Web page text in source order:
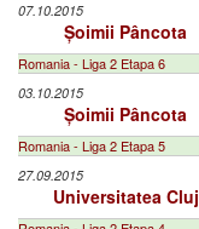
07.10.2015
Șoimii Pâncota
Romania - Liga 2 Etapa 6
03.10.2015
Șoimii Pâncota
Romania - Liga 2 Etapa 5
27.09.2015
Universitatea Cluj